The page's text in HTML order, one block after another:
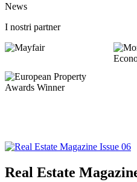
News
I nostri partner
Real Estate